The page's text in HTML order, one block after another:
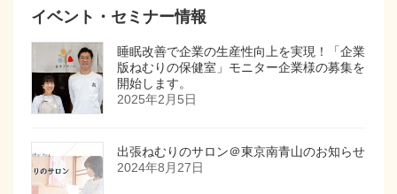
イベント・セミナー情報
睡眠改善で企業の生産性向上を実現！「企業
版ねむりの保健室」モニター企業様の募集を
開始します。
2025年2月5日
出張ねむりのサロン＠東京南青山のお知らせ
2024年8月27日